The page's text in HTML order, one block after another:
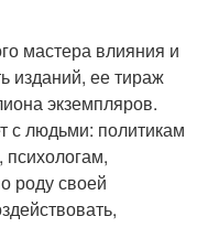
мастера влияния и
ее тираж
экземпляров.
с людьми: политикам
роду своей